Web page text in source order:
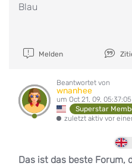
Blau
Melden
Beantwortet von
wnanhee
um Oct 21, 09,
Superstar
zuletzt aktiv vor
Das ist das beste Forum,